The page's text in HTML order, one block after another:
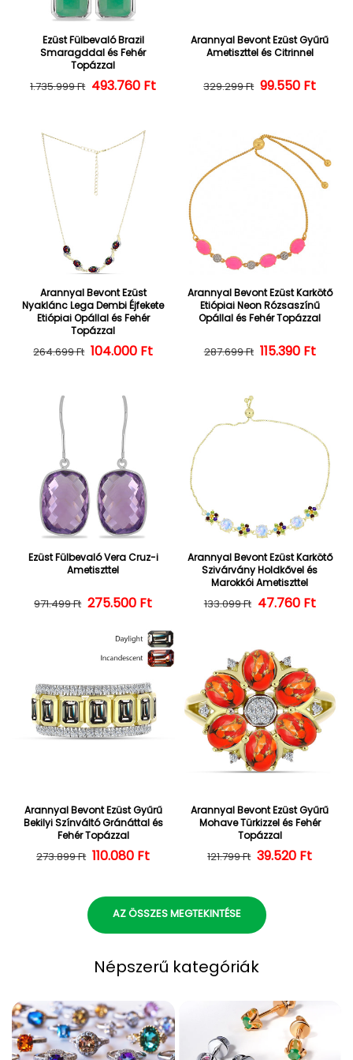
Ezüst Fülbevaló Brazil
Smaragddal és Fehér
Topázzal
Normál ár
1.735.999 Ft Kedvezményes ár
493.760 Ft
Arannyal Bevont Ezüst Gyűrű
Ametiszttel és Citrinnel
Normál ár
329.299 Ft 99.550 Ft
Arannyal Bevont Ezüst
Nyaklánc Lega Dembi Éjfekete
Etiópiai Opállal és Fehér
Topázzal
Normál ár
264.699 Ft Kedvezményes ár
104.000 Ft
Arannyal Bevont Ezüst Karkötő
Etiópiai Neon Rózsaszínű
Opállal és Fehér Topázzal
Normál ár
287.699 Ft 115.390 Ft
Ezüst Fülbevaló Vera Cruz-i
Ametiszttel
Normál ár
971.499 Ft Kedvezményes ár
275.500 Ft
Arannyal Bevont Ezüst Karkötő
Szivárvány Holdkővel és
Marokkói Ametiszttel
Normál ár
133.099 Ft 47.760 Ft
Arannyal Bevont Ezüst Gyűrű
Bekilyi Színváltó Gránáttal és
Fehér Topázzal
Normál ár
273.899 Ft Kedvezményes ár
110.080 Ft
Arannyal Bevont Ezüst Gyűrű
Mohave Türkizzel és Fehér
Topázzal
Normál ár
121.799 Ft 39.520 Ft
AZ ÖSSZES MEGTEKINTÉSE
Népszerű kategóriák